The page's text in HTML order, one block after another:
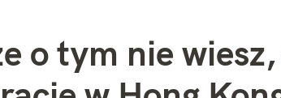
o tym nie